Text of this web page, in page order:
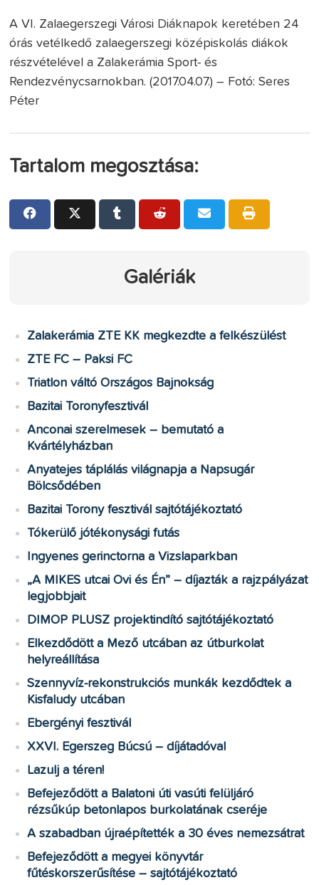
A VI. Zalaegerszegi Városi Diáknapok keretében 24
órás vetélkedő zalaegerszegi középiskolás diákok
részvételével a Zalakerámia Sport- és
Rendezvénycsarnokban. (2017.04.07.) – Fotó: Seres
Péter
Tartalom megosztása:
Galériák
Zalakerámia ZTE KK megkezdte a felkészülést
ZTE FC – Paksi FC
Triatlon váltó Országos Bajnokság
Bazitai Toronyfesztivál
Anconai szerelmesek – bemutató a
Kvártélyházban
Anyatejes táplálás világnapja a Napsugár
Bölcsődében
Bazitai Torony fesztivál sajtótájékoztató
Tókerülő jótékonysági futás
Ingyenes gerinctorna a Vizslaparkban
„A MIKES utcai Ovi és Én” – díjazták a rajzpályázat
legjobbjait
DIMOP PLUSZ projektindító sajtótájékoztató
Elkezdődött a Mező utcában az útburkolat
helyreállítása
Szennyvíz-rekonstrukciós munkák kezdődtek a
Kisfaludy utcában
Ebergényi fesztivál
XXVI. Egerszeg Búcsú – díjátadóval
Lazulj a téren!
Befejeződött a Balatoni úti vasúti felüljáró
rézsűkúp betonlapos burkolatának cseréje
A szabadban újraépítették a 30 éves nemezsátrat
Befejeződött a megyei könyvtár
fűtéskorszerűsítése – sajtótájékoztató